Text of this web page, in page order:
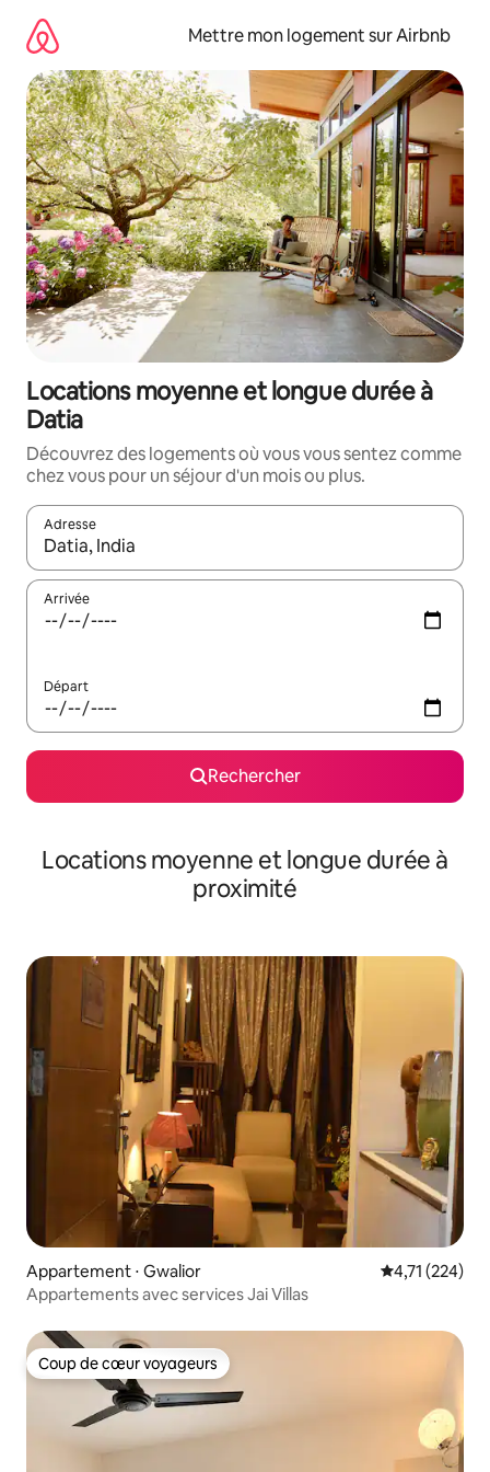
directement
contenu
Mettre mon logement sur Airbnb
Locations moyenne et longue durée à
Datia
Découvrez des logements où vous vous sentez comme
chez vous pour un séjour d'un mois ou plus.
Adresse
Lorsque les résultats s'affichent, utilisez les flèches vers le
Arrivée
Départ
Rechercher
Locations moyenne et longue durée à
proximité
Appartement ⋅ Gwalior Évaluation
4,71 (224)
Appartements avec services Jai Villas
Coup de cœur voyageurs
Coup de cœur voyageurs